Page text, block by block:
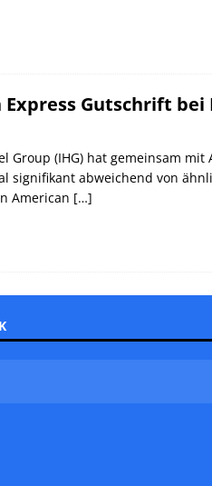
Express Gutschrift bei
Group (IHG) hat gemeinsam
signifikant abweichend von
American […]